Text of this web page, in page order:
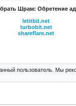
Шрам: Обретение
letitbit.net
turbobit.net
shareflare.net
пользователь. Мы